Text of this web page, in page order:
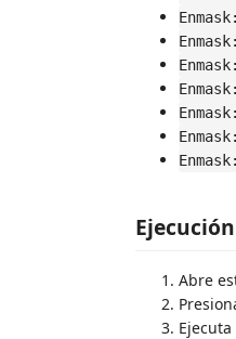
Abre
Ejecuta